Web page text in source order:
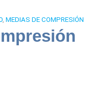
MEDIAS DE COMPRESIÓN